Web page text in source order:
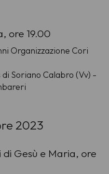
ore 19.00
Organizzazione Cori
Soriano Calabro (Vv) -
2023
Gesù e Maria, ore